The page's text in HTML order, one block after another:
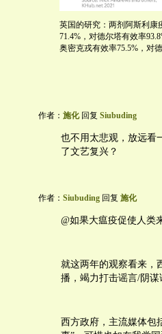
英国的研究：两剂阿斯利康
71.4%，对德尔塔有效率
奥密克戎有效率75.5%，对
作者： 施化回复 Siubuding
也不用太悲观，放远看
了文艺复兴？
作者： Siubuding 回复 施化
@如果大瘟疫促使人类
就这两年的观察看来，
播，竭力打击谣言/阴谋
西方政府，主流媒体包